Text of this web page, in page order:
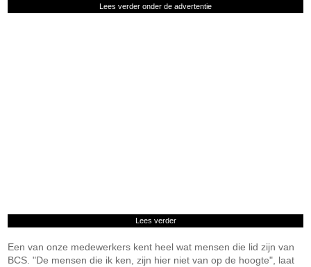
Lees verder onder de advertentie
Lees verder
Een van onze medewerkers kent heel wat mensen die lid zijn van
BCS. "De mensen die ik ken, zijn hier niet van op de hoogte", laat